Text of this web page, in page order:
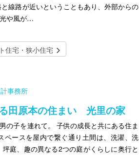
線路が近いということもあり、外部からの
や風が…
住宅・狭小住宅
事務所
田原本の住まい 光里の家
の子を連れて。 子供の成長と共にある住ま
ペースを屋内で繋ぐ通り土間は、洗濯、洗
庭、趣の異なる2つの庭がくらしに奥行と